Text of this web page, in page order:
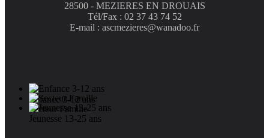
Enfance 3-12 ans
Secteur Famille
Jeunesse 13-25 ans
28500 - MEZIERES EN DROUAIS
Tél/Fax : 02 37 43 74 52
E-mail : ascmezieres@wanadoo.fr